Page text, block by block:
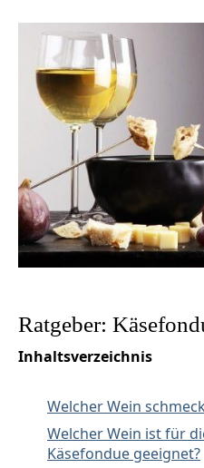
Ratgeber:
Inhaltsverzeichnis
Welcher Wein
Welcher Wein ist für
Käsefondue geeignet?